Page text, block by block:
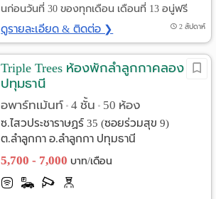
นก่อนวันที่ 30 ของทุกเดือน เดือนที่ 13 อนู่ฟรี
ดูรายละเอียด & ติดต่อ ❯ 2 สัปดาห์
Triple Trees ห้องพักลำลูกกาคลอง 4
ปทุมธานี
อพาร์ทเม้นท์ • 4 ชั้น • 50 ห้อง
ซ.ไสวประชาราษฏร์ 35 (ซอยร่วมสุข 9)
ต.ลำลูกกา อ.ลำลูกกา ปทุมธานี
5,700 - 7,000 บาท/เดือน